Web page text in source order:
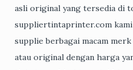
asli original yang tersedia di
suppliertintaprinter.com
supplie berbagai macam
atau original dengan harga